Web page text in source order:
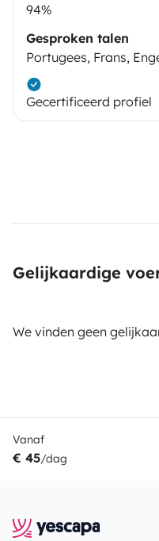
94%
Gesproken talen
Portugees, Frans,
Gecertificeerd profiel
Gelijkaardige
We vinden geen
Vanaf
€ 45/dag